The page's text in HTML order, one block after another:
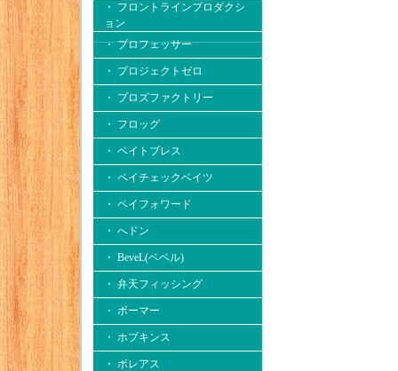
・ フロントラインプロダクシ
ョン
・ プロフェッサー
・ プロジェクトゼロ
・ プロズファクトリー
・ フロッグ
・ ベイトブレス
・ ペイチェックベイツ
・ ペイフォワード
・ へドン
・ BeveL(ベベル)
・ 弁天フィッシング
・ ボーマー
・ ホプキンス
・ ボレアス